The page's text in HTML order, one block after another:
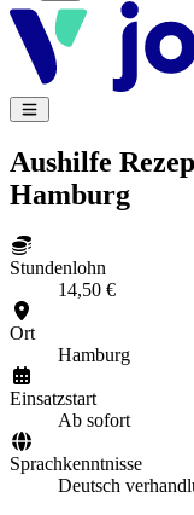
Aushilfe
Hamburg
Stundenlohn
14,50 €
Ort
Hamburg
Einsatzstart
Ab sofort
Sprachkenntnisse
Deutsch